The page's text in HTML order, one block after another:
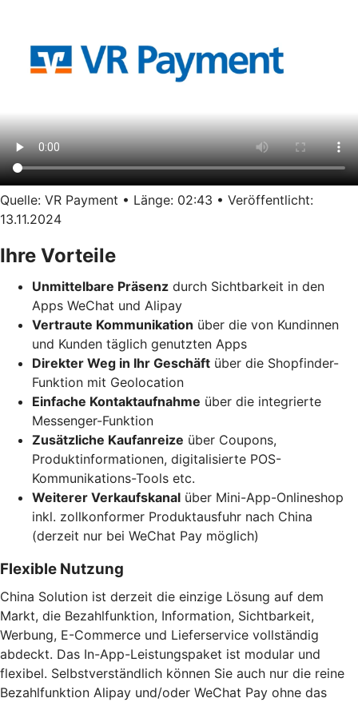
Quelle: VR Payment • Länge: 02:43 • Veröffentlicht:
13.11.2024
Ihre Vorteile
Unmittelbare Präsenz durch Sichtbarkeit in den
Apps WeChat und Alipay
Vertraute Kommunikation über die von Kundinnen
und Kunden täglich genutzten Apps
Direkter Weg in Ihr Geschäft über die Shopfinder-
Funktion mit Geolocation
Einfache Kontaktaufnahme über die integrierte
Messenger-Funktion
Zusätzliche Kaufanreize über Coupons,
Produktinformationen, digitalisierte POS-
Kommunikations-Tools etc.
Weiterer Verkaufskanal über Mini-App-Onlineshop
inkl. zollkonformer Produktausfuhr nach China
(derzeit nur bei WeChat Pay möglich)
Flexible Nutzung
China Solution ist derzeit die einzige Lösung auf dem
Markt, die Bezahlfunktion, Information, Sichtbarkeit,
Werbung, E-Commerce und Lieferservice vollständig
abdeckt. Das In-App-Leistungspaket ist modular und
flexibel. Selbstverständlich können Sie auch nur die reine
Bezahlfunktion Alipay und/oder WeChat Pay ohne das